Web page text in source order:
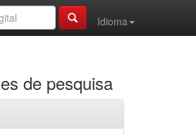
Idioma
de pesquisa